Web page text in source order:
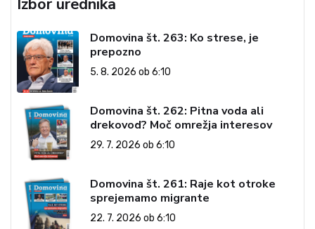
Izbor urednika
Domovina št. 263: Ko strese, je
prepozno
5. 8. 2026 ob 6:10
Domovina št. 262: Pitna voda ali
drekovod? Moč omrežja interesov
29. 7. 2026 ob 6:10
Domovina št. 261: Raje kot otroke
sprejemamo migrante
22. 7. 2026 ob 6:10